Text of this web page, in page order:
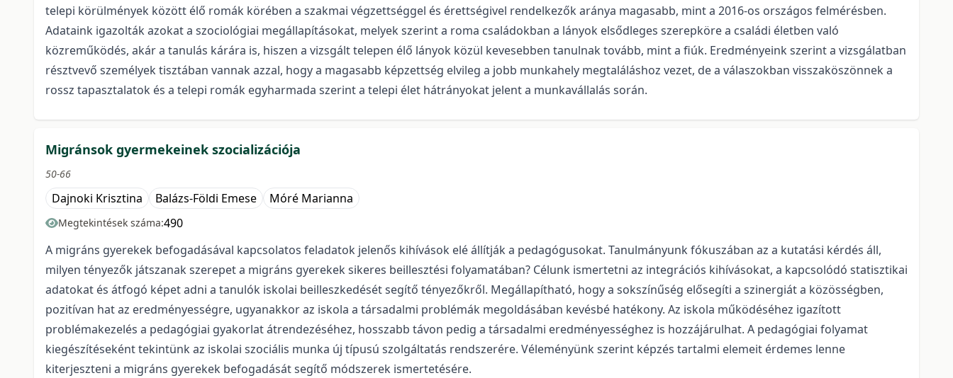
telepi körülmények között élő romák körében a szakmai végzettséggel és érettségivel rendelkezők aránya magasabb, mint a 2016-os országos felmérésben.
Adataink igazolták azokat a szociológiai megállapításokat, melyek szerint a roma családokban a lányok elsődleges szerepköre a családi életben való
közreműködés, akár a tanulás kárára is, hiszen a vizsgált telepen élő lányok közül kevesebben tanulnak tovább, mint a fiúk. Eredményeink szerint a vizsgálatban
résztvevő személyek tisztában vannak azzal, hogy a magasabb képzettség elvileg a jobb munkahely megtaláláshoz vezet, de a válaszokban visszaköszönnek a
rossz tapasztalatok és a telepi romák egyharmada szerint a telepi élet hátrányokat jelent a munkavállalás során.
Migránsok gyermekeinek szocializációja
50-66
Dajnoki Krisztina Balázs-Földi Emese Móré Marianna
Megtekintések száma:490
A migráns gyerekek befogadásával kapcsolatos feladatok jelenős kihívások elé állítják a pedagógusokat. Tanulmányunk fókuszában az a kutatási kérdés áll,
milyen tényezők játszanak szerepet a migráns gyerekek sikeres beillesztési folyamatában? Célunk ismertetni az integrációs kihívásokat, a kapcsolódó statisztikai
adatokat és átfogó képet adni a tanulók iskolai beilleszkedését segítő tényezőkről. Megállapítható, hogy a sokszínűség elősegíti a szinergiát a közösségben,
pozitívan hat az eredményességre, ugyanakkor az iskola a társadalmi problémák megoldásában kevésbé hatékony. Az iskola működéséhez igazított
problémakezelés a pedagógiai gyakorlat átrendezéséhez, hosszabb távon pedig a társadalmi eredményességhez is hozzájárulhat. A pedagógiai folyamat
kiegészítéseként tekintünk az iskolai szociális munka új típusú szolgáltatás rendszerére. Véleményünk szerint képzés tartalmi elemeit érdemes lenne
kiterjeszteni a migráns gyerekek befogadását segítő módszerek ismertetésére.